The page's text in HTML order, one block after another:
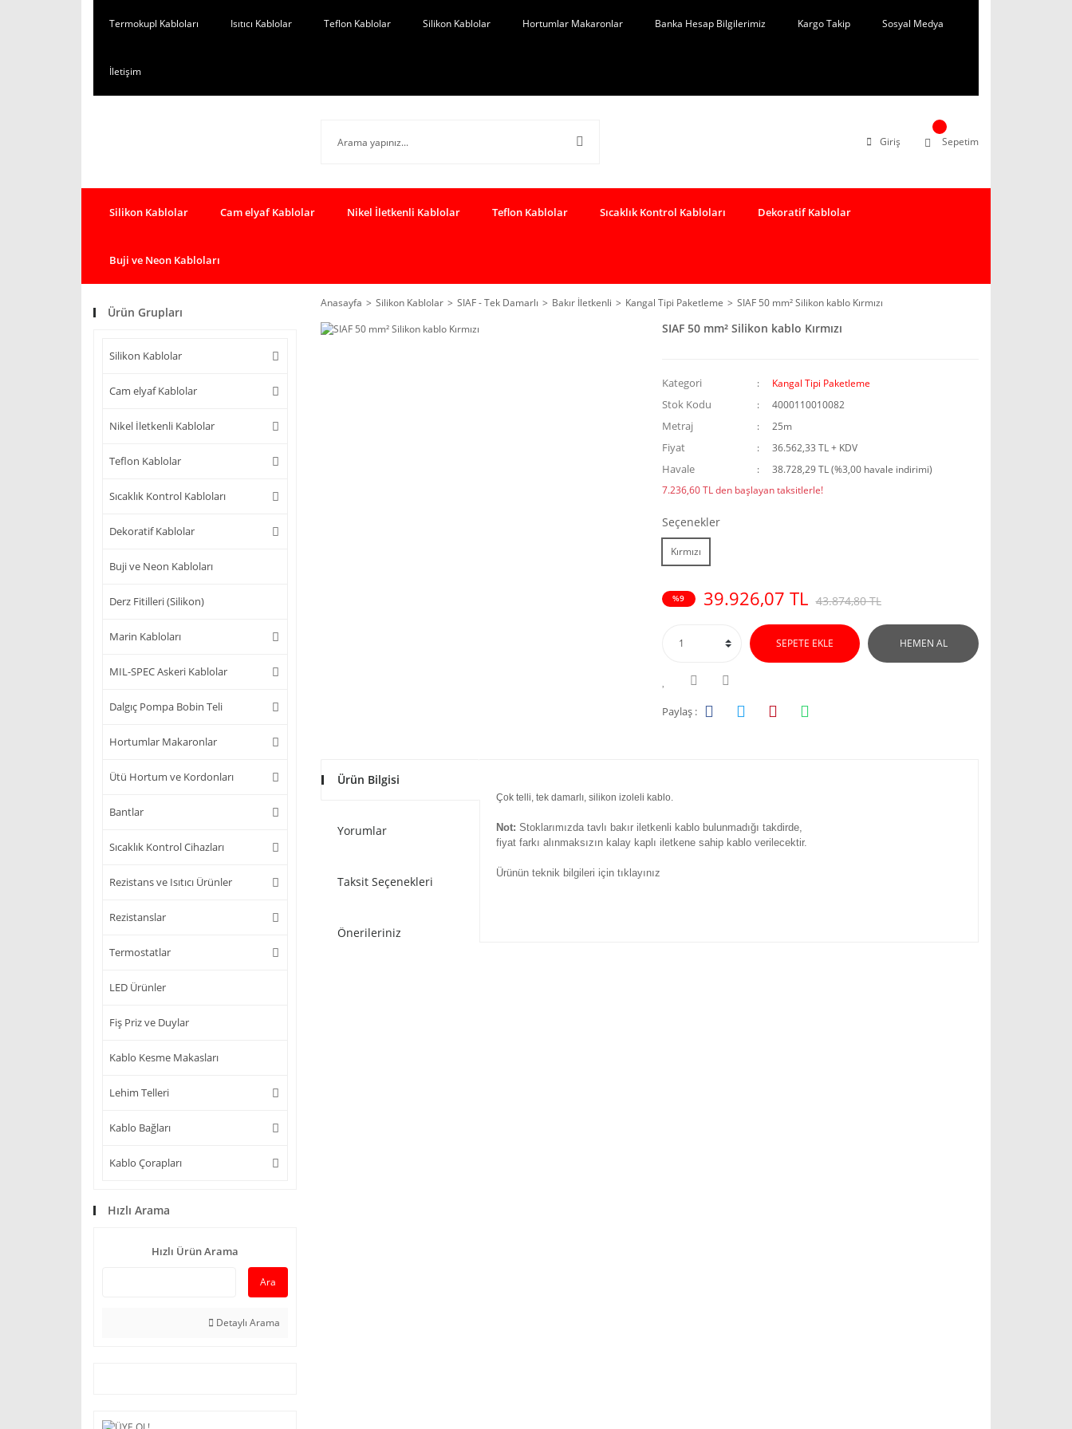
Termokupl Kabloları Isıtıcı Kablolar Teflon Kablolar Silikon Kablolar Hortumlar Makaronlar Banka Hesap Bilgilerimiz Kargo Takip Sosyal Medya
İletişim
Giriş Sepetim
Silikon Kablolar Cam elyaf Kablolar Nikel İletkenli Kablolar Teflon Kablolar Sıcaklık Kontrol Kabloları Dekoratif Kablolar
Buji ve Neon Kabloları
Ürün Grupları
Silikon Kablolar
Cam elyaf Kablolar
Nikel İletkenli Kablolar
Teflon Kablolar
Sıcaklık Kontrol Kabloları
Dekoratif Kablolar
Buji ve Neon Kabloları
Derz Fitilleri (Silikon)
Marin Kabloları
MIL-SPEC Askeri Kablolar
Dalgıç Pompa Bobin Teli
Hortumlar Makaronlar
Ütü Hortum ve Kordonları
Bantlar
Sıcaklık Kontrol Cihazları
Rezistans ve Isıtıcı Ürünler
Rezistanslar
Termostatlar
LED Ürünler
Fiş Priz ve Duylar
Kablo Kesme Makasları
Lehim Telleri
Kablo Bağları
Kablo Çorapları
Hızlı Arama
Hızlı Ürün Arama
Ara
Detaylı Arama
Anasayfa Silikon Kablolar SIAF - Tek Damarlı Bakır İletkenli Kangal Tipi Paketleme SIAF 50 mm² Silikon kablo Kırmızı
SIAF 50 mm² Silikon kablo Kırmızı
Kategori Kangal Tipi Paketleme
Stok Kodu 4000110010082
Metraj 25m
Fiyat 36.562,33 TL + KDV
Havale
38.728,29 TL (%3,00 havale indirimi)
7.236,60 TL den başlayan taksitlerle!
Seçenekler
Kırmızı
%9 39.926,07 TL 43.874,80 TL
SEPETE EKLE HEMEN AL
Paylaş :
Ürün Bilgisi
Yorumlar
Taksit Seçenekleri
Önerileriniz
Çok telli, tek damarlı, silikon izoleli kablo.
Not: Stoklarımızda tavlı bakır iletkenli kablo bulunmadığı takdirde,
fiyat farkı alınmaksızın kalay kaplı iletkene sahip kablo verilecektir.
Ürünün teknik bilgileri için tıklayınız